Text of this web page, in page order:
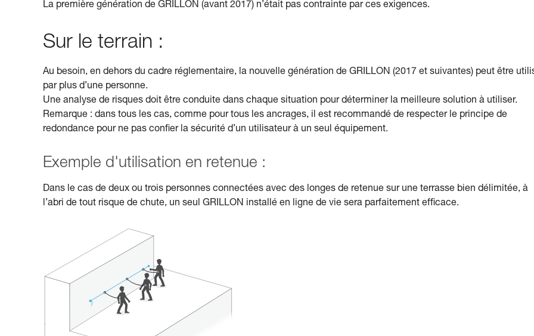
La première génération de GRILLON (avant 2017) n’était pas contrainte par ces exigences.
Sur le terrain :
Au besoin, en dehors du cadre réglementaire, la nouvelle génération de GRILLON (2017 et suivantes) peut être
par plus d’une personne.
Une analyse de risques doit être conduite dans chaque situation pour déterminer la meilleure solution à utiliser.
Remarque : dans tous les cas, comme pour tous les ancrages, il est recommandé de respecter le principe de
redondance pour ne pas confier la sécurité d’un utilisateur à un seul équipement.
Exemple d'utilisation en retenue :
Dans le cas de deux ou trois personnes connectées avec des longes de retenue sur une terrasse bien délimitée, à
l’abri de tout risque de chute, un seul GRILLON installé en ligne de vie sera parfaitement efficace.